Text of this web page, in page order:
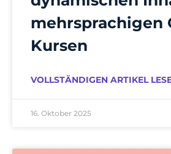
mehrsprachigen
Kursen
VOLLSTÄNDIGEN ARTIKEL
16. Oktober 2025